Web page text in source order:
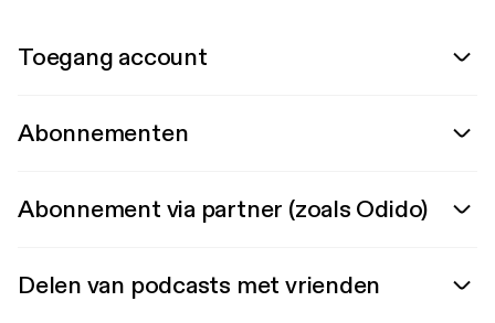
Toegang account
Abonnementen
Abonnement via partner (zoals Odido)
Delen van podcasts met vrienden